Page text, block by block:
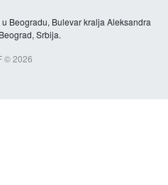
Beogradu, Bulevar kralja Aleksandra
Srbija.
© 2026